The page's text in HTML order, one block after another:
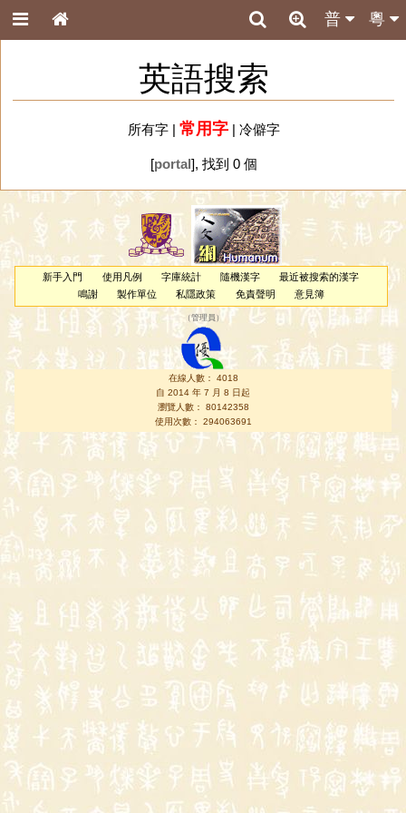
粵
普
英語搜索
所有字| 常用字| 冷僻字
[portal], 找到 0 個
新手入門 使用凡例 字庫統計 隨機漢字
最近被搜索的漢字
鳴謝
製作單位 私隱政策 免責聲明 意見簿
（管理員 ）
在線人數： 4018
自 2014 年 7 月 8 日起
瀏覽人數： 80142358
使用次數： 294063691